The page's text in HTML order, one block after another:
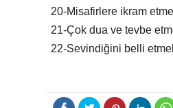
20-Misafirlere ikram
21-Çok dua ve tevbe
22-Sevindiğini belli